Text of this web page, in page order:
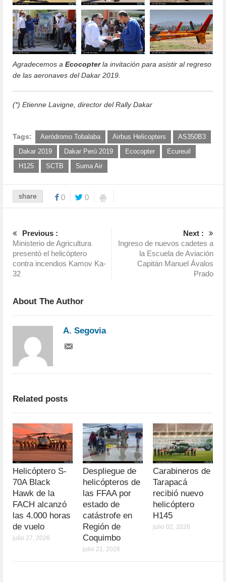
Agradecemos aEcocopterla invitación para asistir al regreso
de las aeronaves del Dakar 2019.
(*) Etienne Lavigne, director del Rally Dakar
Tags: Aeródromo Tobalaba Airbus Helicopters
AS350B3
Dakar 2019
Dakar Perú 2019 Ecocopter
Ecureuil
H125
SCTB Suma Air
share 0 0
Previous :
Ministerio de Agricultura
presentó el helicóptero
contra incendios Kamov Ka-
32
Next :
Ingreso de nuevos cadetes a
la Escuela de Aviación
Capitán Manuel Ávalos
Prado
About The Author
A. Segovia
Related posts
Helicóptero S-
70A Black
Hawk de la
FACH alcanzó
las 4.000 horas
de vuelo
julio 27, 2026
Despliegue de
helicópteros de
las FFAA por
estado de
catástrofe en
Región de
Coquimbo
julio 21, 2026
Carabineros de
Tarapacá
recibió nuevo
helicóptero
H145
julio 02, 2026